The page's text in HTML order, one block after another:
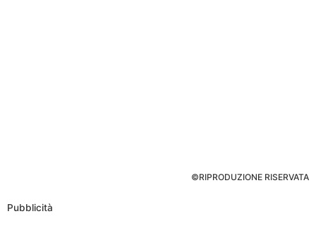
©RIPRODUZIONE RISERVATA
Pubblicità